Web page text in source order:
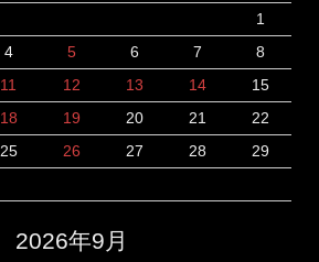
1
4 5 6 7
8
11 12 13 14
15
18 19 20 21
22
25 26 27 28
29
2026年9月